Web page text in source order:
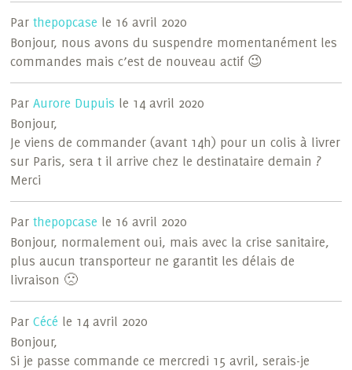
Parthepopcase le 16 avril 2020
Bonjour, nous avons du suspendre momentanément les
commandes mais c’est de nouveau actif 😉
ParAurore Dupuis le 14 avril 2020
Bonjour,
Je viens de commander (avant 14h) pour un colis à livrer
sur Paris, sera t il arrive chez le destinataire demain ?
Merci
Parthepopcase le 16 avril 2020
Bonjour, normalement oui, mais avec la crise sanitaire,
plus aucun transporteur ne garantit les délais de
livraison 🙁
ParCécé le 14 avril 2020
Bonjour,
Si je passe commande ce mercredi 15 avril, serais-je